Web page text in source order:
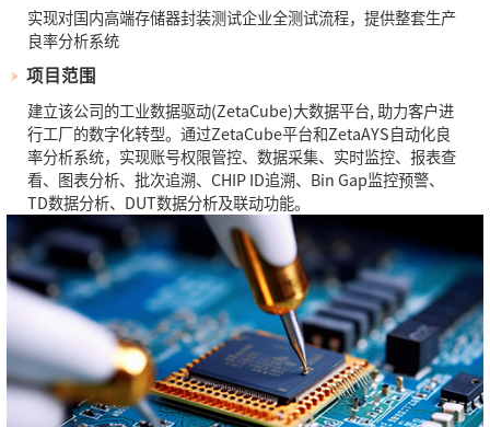
实现对国内高端存储器封装测试企业全测试流程，提供整套生产
良率分析系统
项目范围
建立该公司的工业数据驱动(ZetaCube)大数据平台, 助力客户进
行工厂的数字化转型。通过ZetaCube平台和ZetaAYS自动化良
率分析系统，实现账号权限管控、数据采集、实时监控、报表查
看、图表分析、批次追溯、CHIP ID追溯、Bin Gap监控预警、
TD数据分析、DUT数据分析及联动功能。